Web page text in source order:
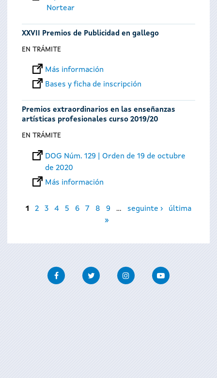
Nortear
XXVII Premios de Publicidad en gallego
EN TRÁMITE
Más información
Bases y ficha de inscripción
Premios extraordinarios en las enseñanzas
artísticas profesionales curso 2019/20
EN TRÁMITE
DOG Núm. 129 | Orden de 19 de octubre
de 2020
Más información
Páginas
1 2 3 4 5 6 7 8 9 … seguinte ›
última
»
FacebookTwitter InstagramYoutube